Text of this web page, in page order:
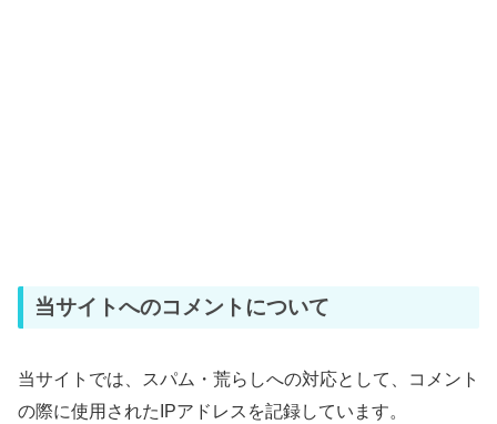
当サイトへのコメントについて
当サイトでは、スパム・荒らしへの対応として、コメント
の際に使用されたIPアドレスを記録しています。